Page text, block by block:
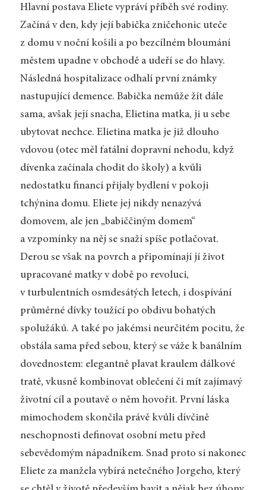
Hlavní postava Eliete vypráví příběh své rodiny.
Začíná v den, kdy její babička zničehonic uteče
z domu v noční košili a po bezcílném bloumání
městem upadne v obchodě a udeří se do hlavy.
Následná hospitalizace odhalí první známky
nastupující demence. Babička nemůže žít dále
sama, avšak její snacha, Elietina matka, ji u sebe
ubytovat nechce. Elietina matka je již dlouho
vdovou (otec měl fatální dopravní nehodu, když
dívenka začínala chodit do školy) a kvůli
nedostatku financí přijaly bydlení v pokoji
tchýnina domu. Eliete jej nikdy nenazývá
domovem, ale jen „babiččiným domem“
a vzpomínky na něj se snaží spíše potlačovat.
Derou se však na povrch a připomínají jí život
upracované matky v době po revoluci,
v turbulentních osmdesátých letech, i dospívání
průměrné dívky toužící po obdivu bohatých
spolužáků. A také po jakémsi neurčitém pocitu, že
obstála sama před sebou, který se váže k banálním
dovednostem: elegantně plavat kraulem dálkové
tratě, vkusně kombinovat oblečení či mít zajímavý
životní cíl a poutavě o něm hovořit. První láska
mimochodem skončila právě kvůli dívčině
neschopnosti definovat osobní metu před
sebevědomým nápadníkem. Snad proto si nakonec
Eliete za manžela vybírá netečného Jorgeho, který